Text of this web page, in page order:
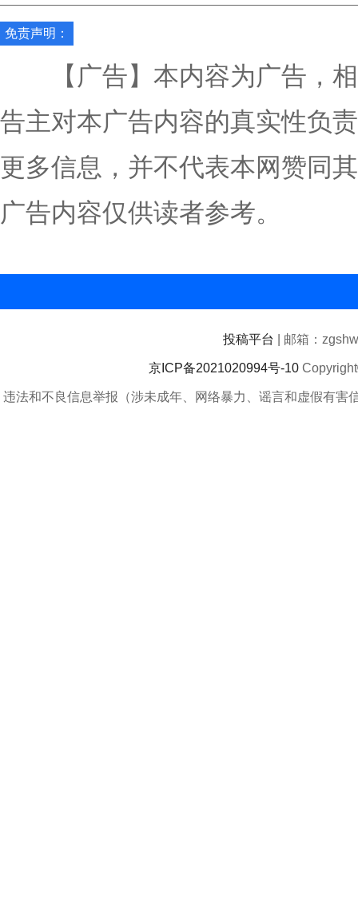
免责声明：
【广告】本内容为广告，相
告主对本广告内容的真实性负
更多信息，并不代表本网赞同
广告内容仅供读者参考。
投稿平台 | 邮箱：
京ICP备2021020994号-10
违法和不良信息举报（涉未成年、网络暴力、谣言和虚假有